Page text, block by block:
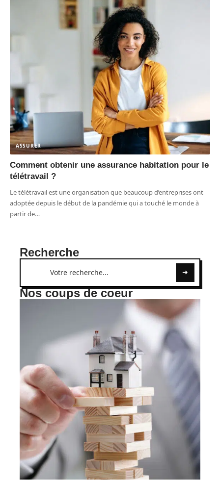
ASSURER
Comment obtenir une assurance habitation pour le
télétravail ?
Le télétravail est une organisation que beaucoup d’entreprises ont
adoptée depuis le début de la pandémie qui a touché le monde à
partir de…
Recherche
Nos coups de coeur